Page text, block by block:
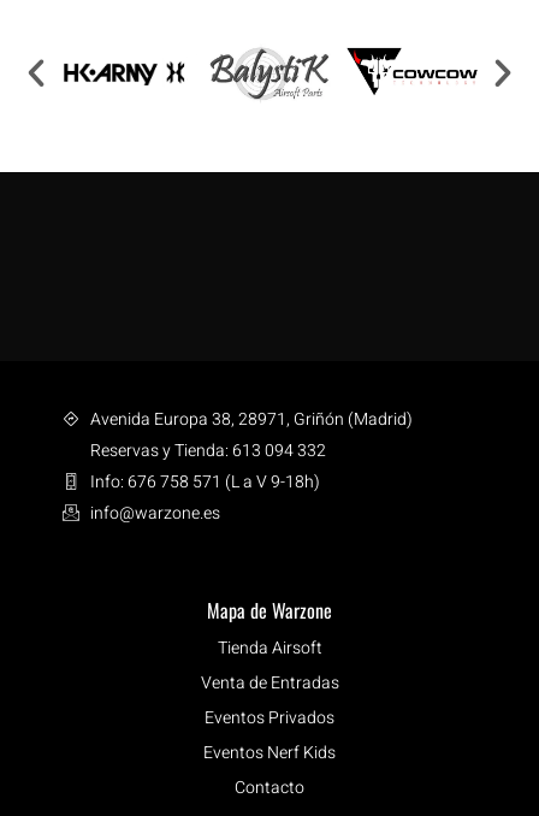
Avenida Europa 38, 28971, Griñón (Madrid)
Reservas y Tienda: 613 094 332
Info: 676 758 571 (L a V 9-18h)
info@warzone.es
Mapa de Warzone
Tienda Airsoft
Venta de Entradas
Eventos Privados
Eventos Nerf Kids
Contacto